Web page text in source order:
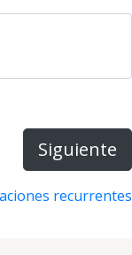
Siguiente
recurrentes